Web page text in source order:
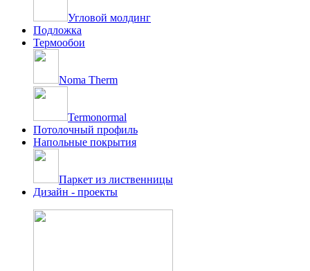
Угловой молдинг
Подложка
Термообои
Noma Therm
Termonormal
Потолочный профиль
Напольные покрытия
Паркет из лиственницы
Дизайн - проекты